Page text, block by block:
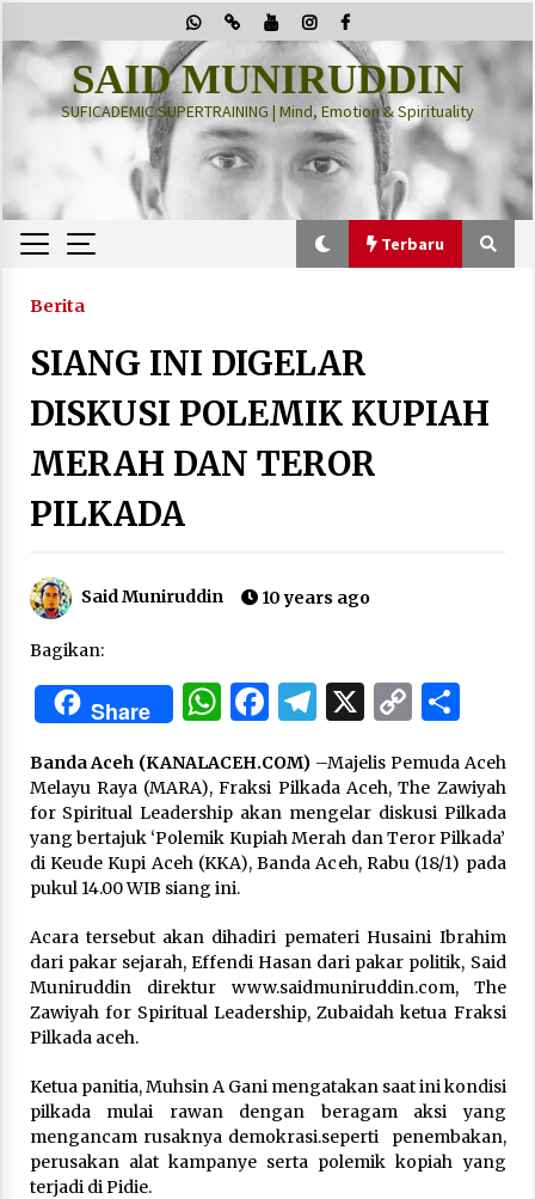
to
content
SAID MUNIRUDDIN
SUFICADEMIC SUPERTRAINING | Mind, Emotion & Spirituality
Terbaru
Terbaru
“Thuma’ninah”: Cara Agama Meregulasi Jiwa
2 months ago
2 months ago
“One Piece”, Cara Barat Mengejar Mimpi
“Pohon Kehidupan”: Mati Dulu, Baru Hidup
“Manusia Digital”: Cerdas Lewat Sinyal
3 months ago
3 months ago
3 months ago
Takut Mati
3 months ago
Berita
SIANG INI DIGELAR
DISKUSI POLEMIK KUPIAH
MERAH DAN TEROR
PILKADA
Said Muniruddin 10 years ago
Bagikan:
Share WhatsApp
Facebook
Telegram
X Copy
Banda Aceh (KANALACEH.COM) –Majelis Pemuda Aceh
Melayu Raya (MARA), Fraksi Pilkada Aceh, The Zawiyah
for Spiritual Leadership akan mengelar diskusi Pilkada
yang bertajuk ‘Polemik Kupiah Merah dan Teror Pilkada’
di Keude Kupi Aceh (KKA), Banda Aceh, Rabu (18/1) pada
pukul 14.00 WIB siang ini.
Acara tersebut akan dihadiri pemateri Husaini Ibrahim
dari pakar sejarah, Effendi Hasan dari pakar politik, Said
Muniruddin direktur www.saidmuniruddin.com, The
Zawiyah for Spiritual Leadership, Zubaidah ketua Fraksi
Pilkada aceh.
Ketua panitia, Muhsin A Gani mengatakan saat ini kondisi
pilkada mulai rawan dengan beragam aksi yang
mengancam rusaknya demokrasi.seperti penembakan,
perusakan alat kampanye serta polemik kopiah yang
terjadi di Pidie.